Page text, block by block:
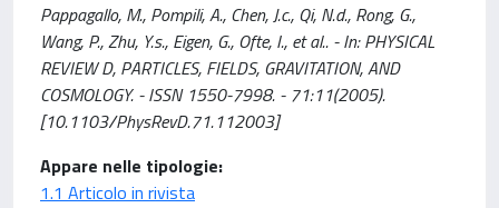
Pappagallo, M., Pompili, A., Chen, J.c., Qi, N.d., Rong, G.,
Wang, P., Zhu, Y.s., Eigen, G., Ofte, I., et al.. - In: PHYSICAL
REVIEW D, PARTICLES, FIELDS, GRAVITATION, AND
COSMOLOGY. - ISSN 1550-7998. - 71:11(2005).
[10.1103/PhysRevD.71.112003]
Appare nelle tipologie:
1.1 Articolo in rivista